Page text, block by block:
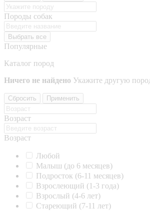
Породы собак
Выбрать все
Популярные
Каталог пород
Ничего не найдено Укажите другую
Сбросить Применить
Возраст
Возраст
Любой
Малыш (до 6 месяцев)
Подросток (6-11 месяцев)
Взрослеющий (1-3 года)
Взрослый (4-6 лет)
Стареющий (7-11 лет)